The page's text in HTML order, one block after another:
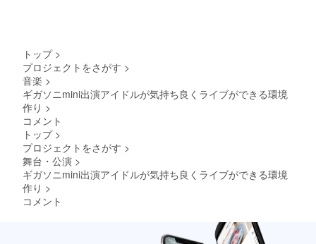
了承く
回以上
保証
※こちら
のリ
掲載は
できま
トップ >
プロジェクトをさがす >
音楽 >
ギガソニmini出演アイドルが気持ち良くライブができる環境
作り >
コメント
トップ >
プロジェクトをさがす >
舞台・公演 >
ギガソニmini出演アイドルが気持ち良くライブができる環境
作り >
コメント